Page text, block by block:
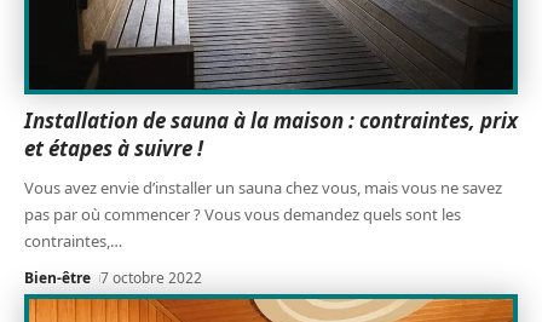
Installation de sauna à la maison : contraintes, prix
et étapes à suivre !
Vous avez envie d’installer un sauna chez vous, mais vous ne savez
pas par où commencer ? Vous vous demandez quels sont les
contraintes,…
Bien-être 7 octobre 2022